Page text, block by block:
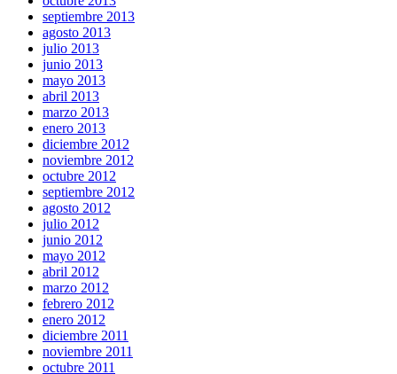
septiembre 2013
agosto 2013
julio 2013
junio 2013
mayo 2013
abril 2013
marzo 2013
enero 2013
diciembre 2012
noviembre 2012
octubre 2012
septiembre 2012
agosto 2012
julio 2012
junio 2012
mayo 2012
abril 2012
marzo 2012
febrero 2012
enero 2012
diciembre 2011
noviembre 2011
octubre 2011